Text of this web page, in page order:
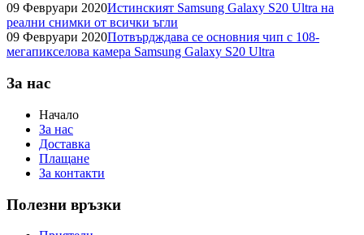
09 Февруари 2020Истинският Samsung Galaxy S20 Ultra на
реални снимки от всички ъгли
09 Февруари 2020Потвърдждава се основния чип с 108-
мегапикселова камера Samsung Galaxy S20 Ultra
За нас
Начало
За нас
Доставка
Плащане
За контакти
Полезни връзки